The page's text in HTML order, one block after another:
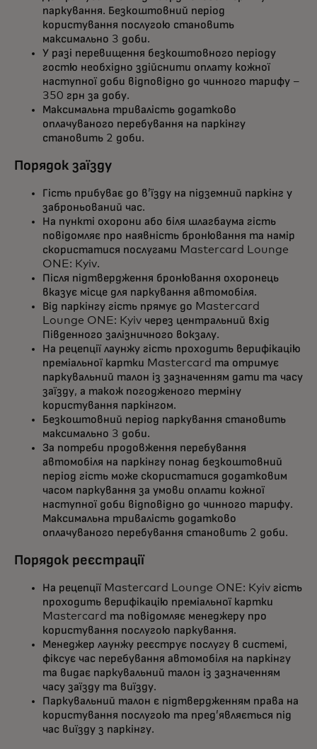
паркування. Безкоштовний період
користування послугою становить
максимально 3 доби.
У разі перевищення безкоштовного періоду
гостю необхідно здійснити оплату кожної
наступної доби відповідно до чинного тарифу –
350 грн за добу.
Максимальна тривалість додатково
оплачуваного перебування на паркінгу
становить 2 доби.
Порядок заїзду
Гість прибуває до в’їзду на підземний паркінг у
заброньований час.
На пункті охорони або біля шлагбаума гість
повідомляє про наявність бронювання та намір
скористатися послугами Mastercard Lounge
ONE: Kyiv.
Після підтвердження бронювання охоронець
вказує місце для паркування автомобіля.
Від паркінгу гість прямує до Mastercard
Lounge ONE: Kyiv через центральний вхід
Південного залізничного вокзалу.
На рецепції лаунжу гість проходить верифікацію
преміальної картки Mastercard та отримує
паркувальний талон із зазначенням дати та часу
заїзду, а також погодженого терміну
користування паркінгом.
Безкоштовний період паркування становить
максимально 3 доби.
За потреби продовження перебування
автомобіля на паркінгу понад безкоштовний
період гість може скористатися додатковим
часом паркування за умови оплати кожної
наступної доби відповідно до чинного тарифу.
Максимальна тривалість додатково
оплачуваного перебування становить 2 доби.
Порядок реєстрації
На рецепції Mastercard Lounge ONE: Kyiv гість
проходить верифікацію преміальної картки
Mastercard та повідомляє менеджеру про
користування послугою паркування.
Менеджер лаунжу реєструє послугу в системі,
фіксує час перебування автомобіля на паркінгу
та видає паркувальний талон із зазначенням
часу заїзду та виїзду.
Паркувальний талон є підтвердженням права на
користування послугою та пред’являється під
час виїзду з паркінгу.